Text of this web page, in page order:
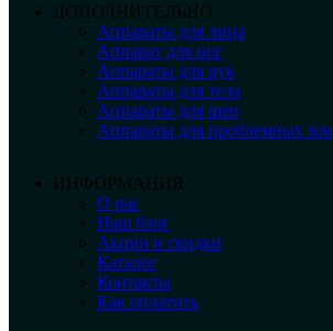
ДОПОЛНИТЕЛЬНО
Аппараты для лица
Аппарат для ног
Аппараты для рук
Аппараты для тела
Аппараты для шеи
Аппараты для проблемных зон
ИНФОРМАЦИЯ
О нас
Наш блог
Акции и скидки
Каталог
Контакты
Как оплатить